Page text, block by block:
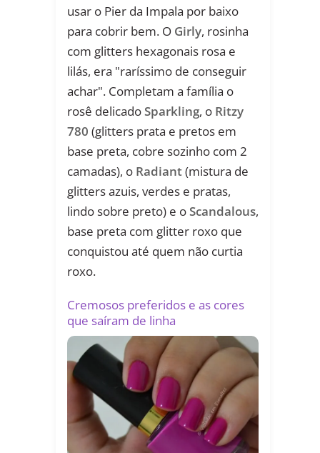
usar o Pier da Impala por baixo
para cobrir bem. O Girly, rosinha
com glitters hexagonais rosa e
lilás, era "raríssimo de conseguir
achar". Completam a família o
rosê delicadoSparkling, o Ritzy
780 (glitters prata e pretos em
base preta, cobre sozinho com 2
camadas), o Radiant(mistura de
glitters azuis, verdes e pratas,
lindo sobre preto) e oScandalous,
base preta com glitter roxo que
conquistou até quem não curtia
roxo.
Cremosos preferidos e as cores
que saíram de linha